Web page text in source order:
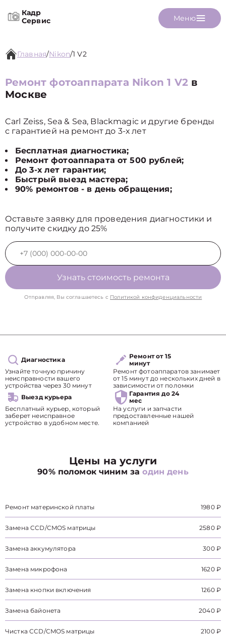
Кадр
Сервис
Меню
Главная/Nikon/1 V2
Ремонт фотоаппарата Nikon 1 V2 в
Москве
Carl Zeiss, Sea & Sea, Blackmagic и другие бренды
с гарантией на ремонт до 3-х лет
Бесплатная диагностика;
Ремонт фотоаппарата от 500 рублей;
До 3-х лет гарантии;
Быстрый выезд мастера;
90% ремонтов - в день обращения;
Оставьте заявку для проведения диагностики и
получите скидку до 25%
Узнать стоимость ремонта
Отправляя, Вы соглашаетесь с Политикой конфиденциальности
Диагностика
Узнайте точную причину
неисправности вашего
устройства через 30 минут
Ремонт от 15
минут
Ремонт фотоаппаратов занимает
от 15 минут до нескольких дней в
зависимости от поломки
Выезд курьера
Бесплатный курьер, который
заберет неисправное
устройство в удобном месте.
Гарантия до 24
мес
На услуги и запчасти
предоставленные нашей
компанией
Цены на услуги
90% поломок чиним заодин день
Ремонт материнской платы 1980 ₽
Замена CCD/CMOS матрицы 2580 ₽
Замена аккумулятора 300 ₽
Замена микрофона 1620 ₽
Замена кнопки включения 1260 ₽
Замена байонета 2040 ₽
Чистка CCD/CMOS матрицы 2100 ₽